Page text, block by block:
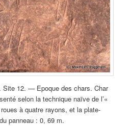
Site 12. — Epoque des chars. Char
selon la technique naïve de l’«
à quatre rayons, et la plate-
panneau : 0, 69 m.